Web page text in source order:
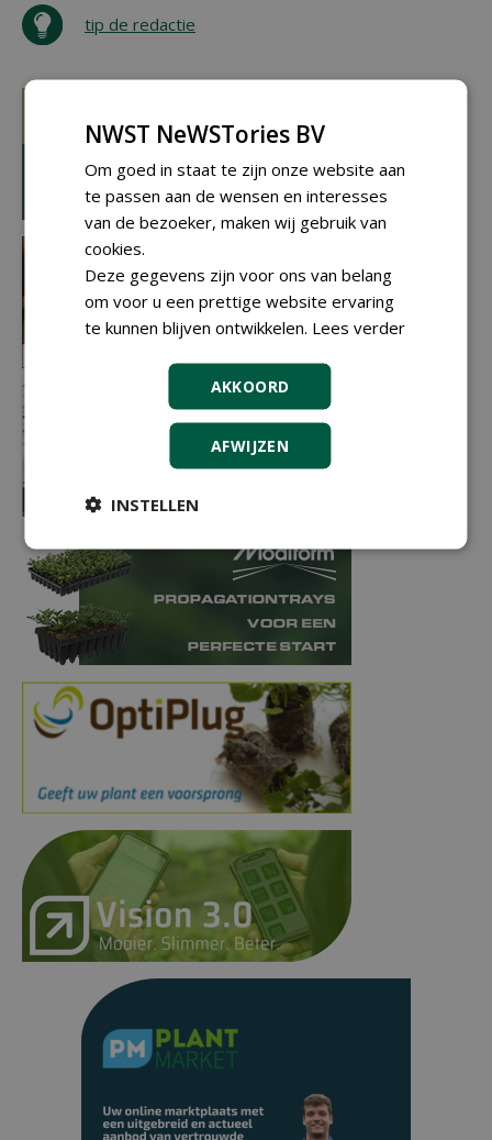
tip de redactie
NWST NeWSTories BV
Om goed in staat te zijn onze website aan
te passen aan de wensen en interesses
van de bezoeker, maken wij gebruik van
cookies.
Deze gegevens zijn voor ons van belang
om voor u een prettige website ervaring
te kunnen blijven ontwikkelen. Lees verder
AKKOORD
AFWIJZEN
INSTELLEN